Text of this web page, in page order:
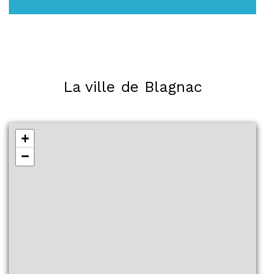
La ville de Blagnac
+
−